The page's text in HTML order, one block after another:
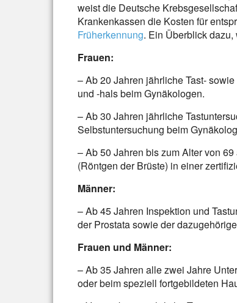
weist die Deutsche
Krankenkassen die Kosten für
Früherkennung. Ein Überblick
Frauen:
– Ab 20 Jahren jährliche Tast-
und -hals beim Gynäkologen.
– Ab 30 Jahren jährliche
Selbstuntersuchung beim
– Ab 50 Jahren bis zum Alter von
(Röntgen der Brüste) in einer
Männer:
– Ab 45 Jahren Inspektion und
der Prostata sowie der
Frauen und Männer:
– Ab 35 Jahren alle zwei Jahre
oder beim speziell fortgebildeten